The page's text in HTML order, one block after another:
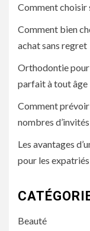
Comment choisir
Comment bien
achat sans regret
Orthodontie pour
parfait à tout âge
Comment
nombres d’invités
Les avantages
pour les expatriés
Beauté